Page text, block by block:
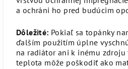
a ochráni ho pred budúcim
Dôležité: Pokiaľ sa topánky
ďalším použitím úplne
na radiátor ani k inému zdroju
teplota môže poškodiť ako